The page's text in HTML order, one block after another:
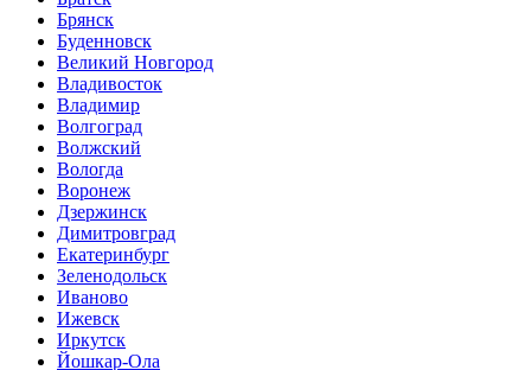
Брянск
Буденновск
Великий Новгород
Владивосток
Владимир
Волгоград
Волжский
Вологда
Воронеж
Дзержинск
Димитровград
Екатеринбург
Зеленодольск
Иваново
Ижевск
Иркутск
Йошкар-Ола